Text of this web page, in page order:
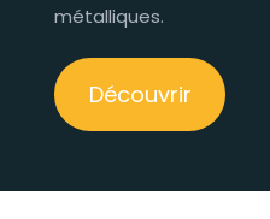
métalliques.
Découvrir